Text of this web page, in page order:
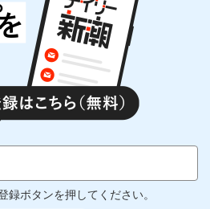
録ボタンを押してください。